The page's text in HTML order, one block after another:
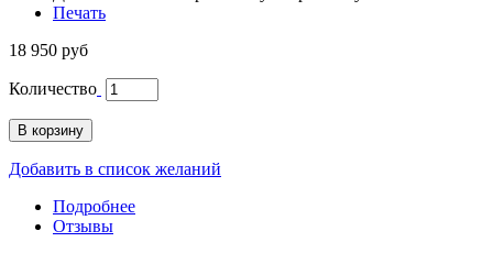
Печать
18 950 руб
Количество
В корзину
Добавить в список желаний
Подробнее
Отзывы